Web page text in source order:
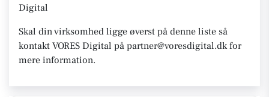
Digital
Skal din virksomhed ligge øverst på denne liste så
kontakt VORES Digital på partner@voresdigital.dk for
mere information.